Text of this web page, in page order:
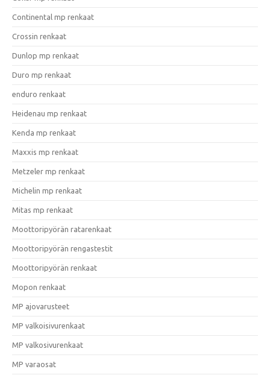
Continental mp renkaat
Crossin renkaat
Dunlop mp renkaat
Duro mp renkaat
enduro renkaat
Heidenau mp renkaat
Kenda mp renkaat
Maxxis mp renkaat
Metzeler mp renkaat
Michelin mp renkaat
Mitas mp renkaat
Moottoripyörän ratarenkaat
Moottoripyörän rengastestit
Moottoripyörän renkaat
Mopon renkaat
MP ajovarusteet
MP valkoisivurenkaat
MP valkosivurenkaat
MP varaosat